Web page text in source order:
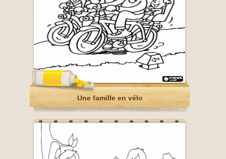
Une famille en vélo